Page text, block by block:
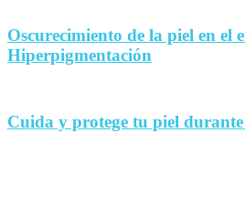
Oscurecimiento de la piel en el
Hiperpigmentación
Cuida y protege tu piel durante